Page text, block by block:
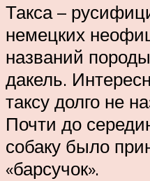
Такса –
немецких
названий
дакель.
таксу долго не
Почти до
собаку было
«барсучок».